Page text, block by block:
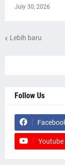
July 30, 2026
Lebih baru
Follow Us
Youtube